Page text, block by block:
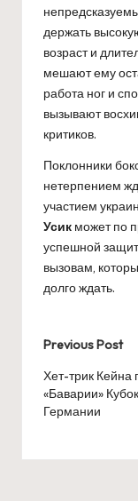
держать
возраст и
мешают ему
работа ног и
вызывают
критиков.
Поклонники
нетерпением
участием
Усик может по
успешной
вызовам,
долго ждать.
Post
Previous Post
Хет-трик Кейна
«Баварии» Кубок
Германии